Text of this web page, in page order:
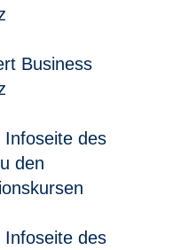
Business
Infoseite des
den
Infoseite des